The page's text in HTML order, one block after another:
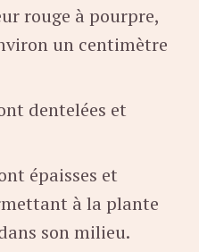
rouge à pourpre,
un centimètre
dentelées et
épaisses et
à la plante
son milieu.